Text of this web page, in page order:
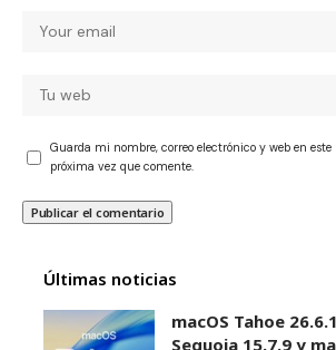
Guarda mi nombre, correo electrónico y web en este
próxima vez que comente.
Últimas noticias
macOS Tahoe
Sequoia 15.7.9 y